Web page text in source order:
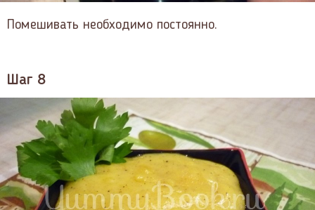
Помешивать необходимо постоянно.
Шаг 8